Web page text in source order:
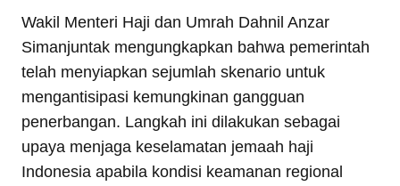
Wakil Menteri Haji dan Umrah Dahnil Anzar
Simanjuntak mengungkapkan bahwa pemerintah
telah menyiapkan sejumlah skenario untuk
mengantisipasi kemungkinan gangguan
penerbangan. Langkah ini dilakukan sebagai
upaya menjaga keselamatan jemaah haji
Indonesia apabila kondisi keamanan regional